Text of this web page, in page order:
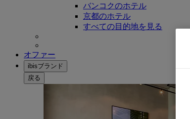
バンコクのホテル
京都のホテル
すべての目的地を見る
オファー
ibisブランド
戻る